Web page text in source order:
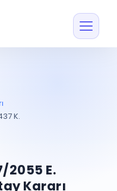
Müvekkil ve taraf
Vekalet
K.
2055 E.
Kararı